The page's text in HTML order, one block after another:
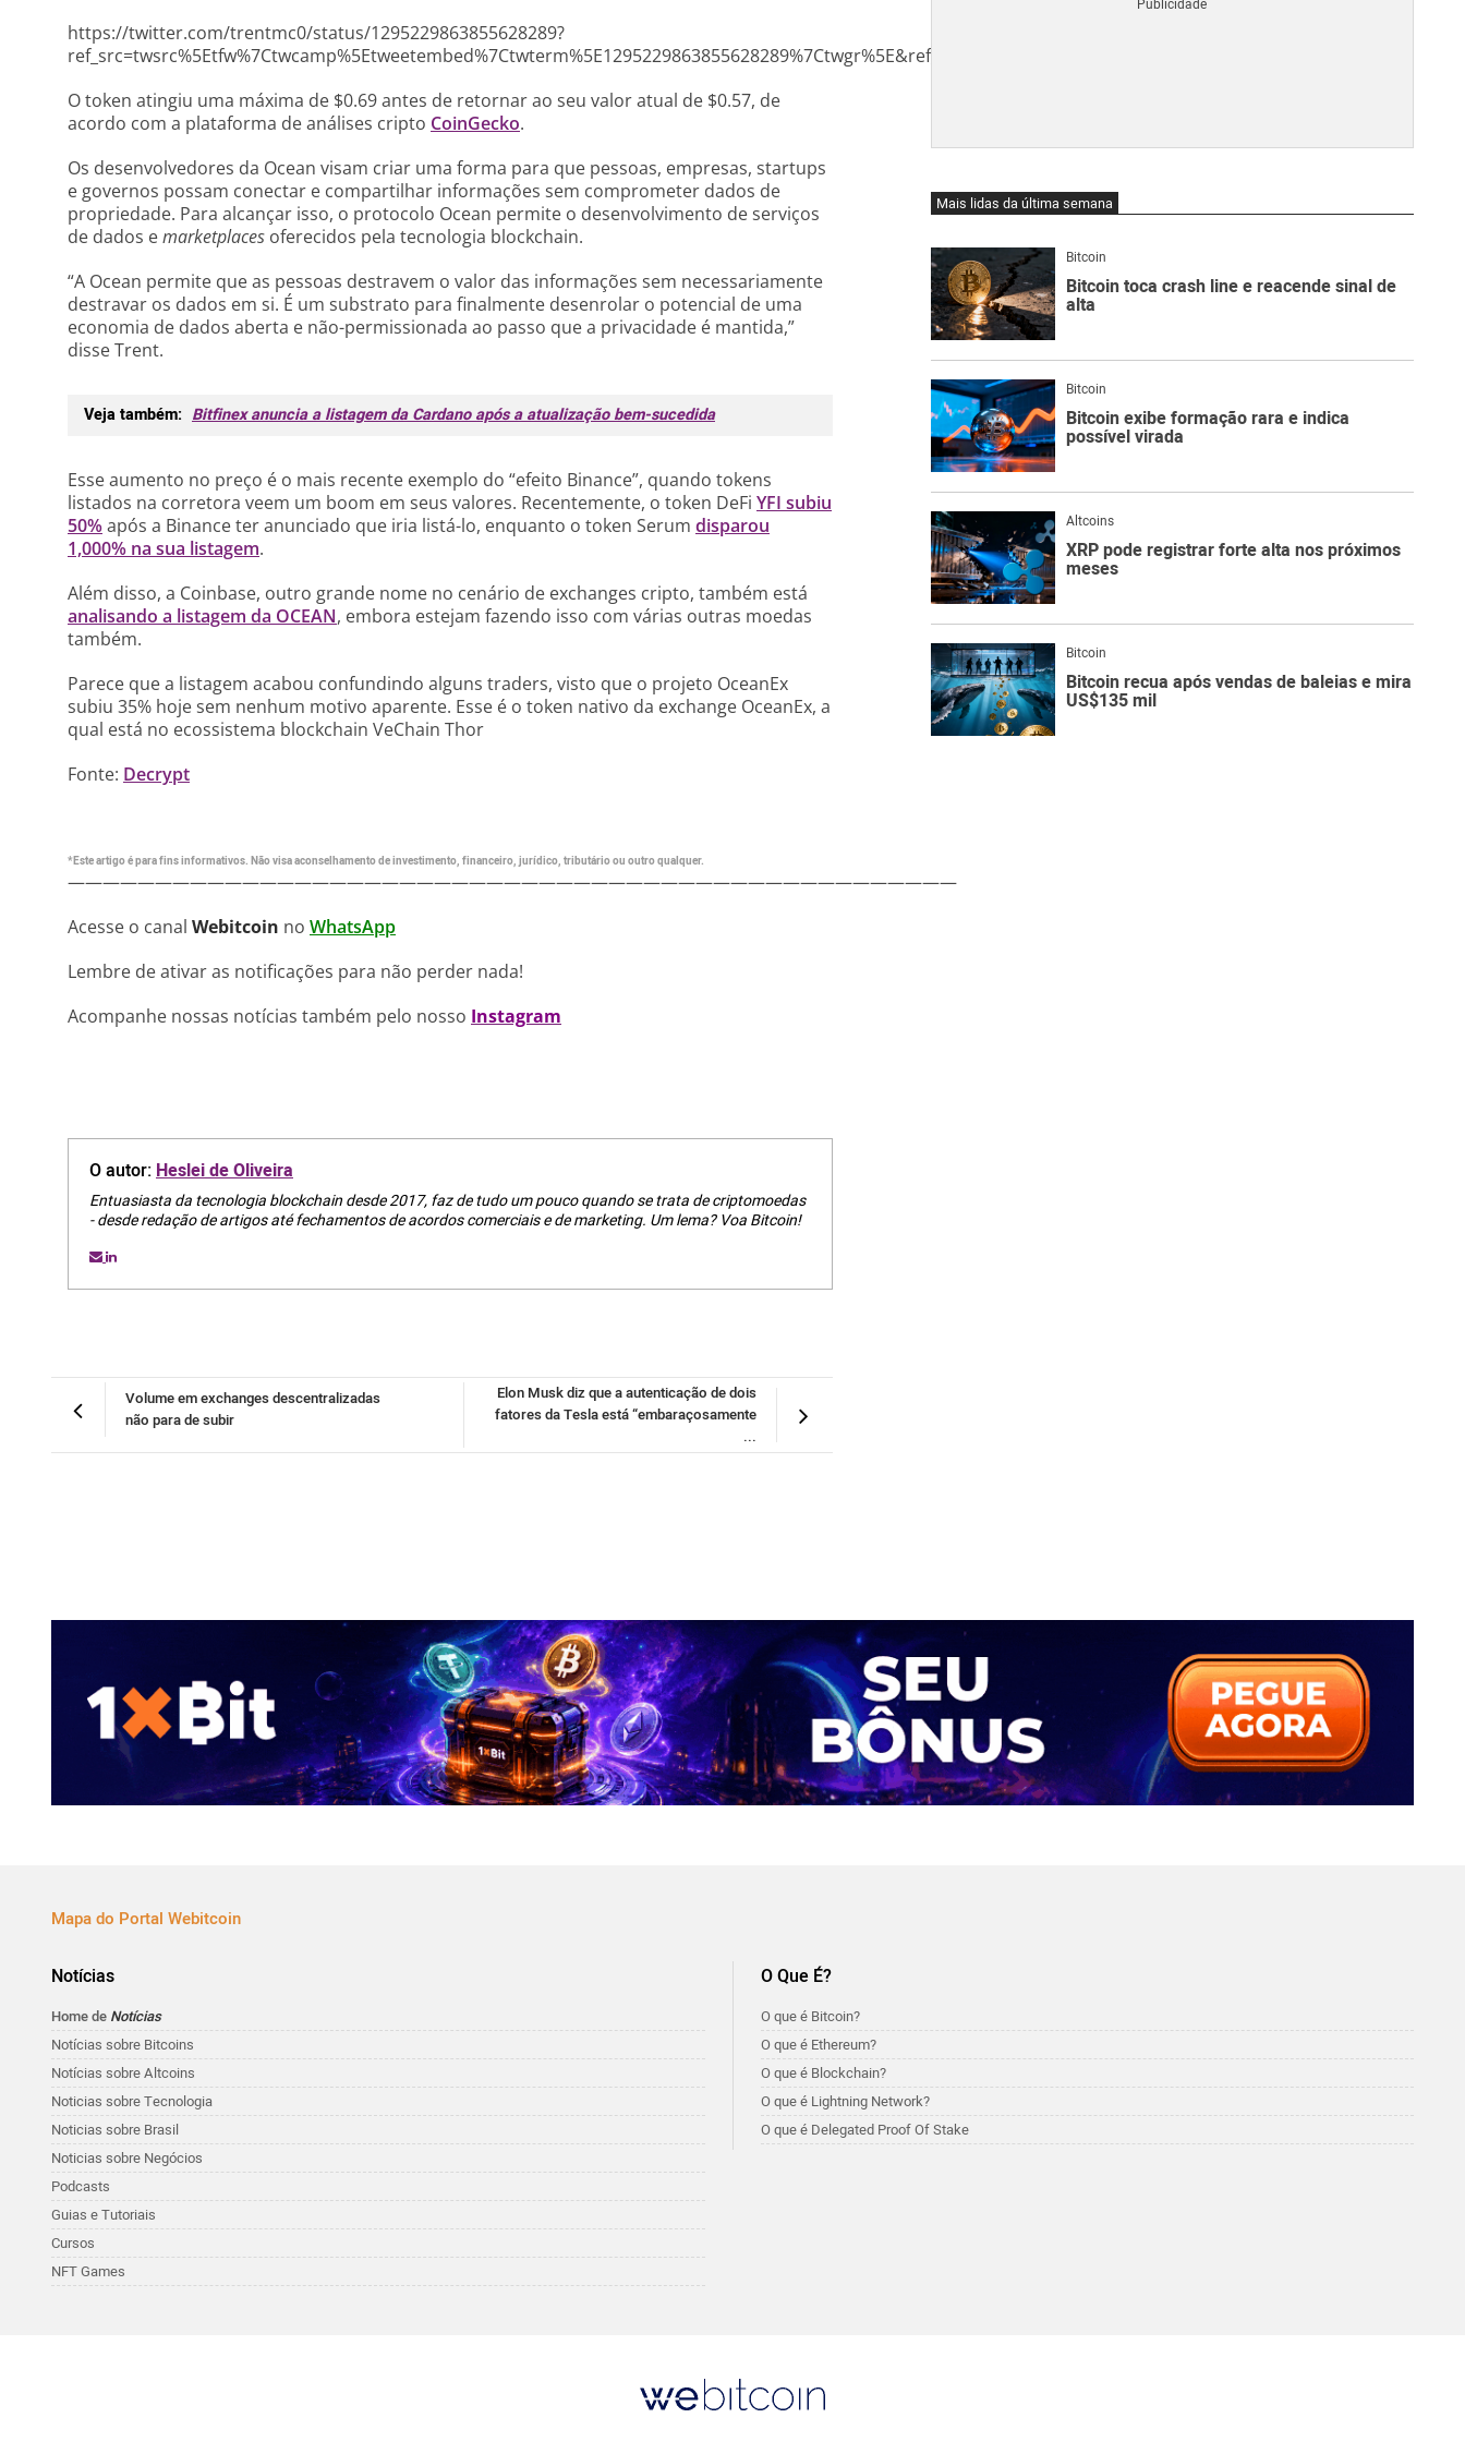
https://twitter.com/trentmc0/status/1295229863855628289?
ref_src=twsrc%5Etfw%7Ctwcamp%5Etweetembed%7Ctwterm%5E1295229863855628289%7Ctwgr%5E&ref_url=https%3A%2F%2Fdecrypt.co%2F
O token atingiu uma máxima de $0.69 antes de retornar ao seu valor atual de $0.57, de
acordo com a plataforma de análises cripto CoinGecko.
Os desenvolvedores da Ocean visam criar uma forma para que pessoas, empresas, startups
e governos possam conectar e compartilhar informações sem comprometer dados de
propriedade. Para alcançar isso, o protocolo Ocean permite o desenvolvimento de serviços
de dados emarketplaces oferecidos pela tecnologia blockchain.
“A Ocean permite que as pessoas destravem o valor das informações sem necessariamente
destravar os dados em si. É um substrato para finalmente desenrolar o potencial de uma
economia de dados aberta e não-permissionada ao passo que a privacidade é mantida,”
disse Trent.
Veja também: Bitfinex anuncia a listagem da Cardano após a atualização bem-sucedida
Esse aumento no preço é o mais recente exemplo do “efeito Binance”, quando tokens
listados na corretora veem um boom em seus valores. Recentemente, o token DeFi YFI subiu
50%após a Binance ter anunciado que iria listá-lo, enquanto o token Serum disparou
1,000% na sua listagem.
Além disso, a Coinbase, outro grande nome no cenário de exchanges cripto, também está
analisando a listagem da OCEAN, embora estejam fazendo isso com várias outras moedas
também.
Parece que a listagem acabou confundindo alguns traders, visto que o projeto OceanEx
subiu 35% hoje sem nenhum motivo aparente. Esse é o token nativo da exchange OceanEx, a
qual está no ecossistema blockchain VeChain Thor
Fonte: Decrypt
*Este artigo é para fins informativos. Não visa aconselhamento de investimento, financeiro, jurídico, tributário ou outro qualquer.
———————————————————————————————————————————————————
Acesse o canal Webitcoin no WhatsApp
Lembre de ativar as notificações para não perder nada!
Acompanhe nossas notícias também pelo nosso Instagram
O autor:Heslei de Oliveira
Entuasiasta da tecnologia blockchain desde 2017, faz de tudo um pouco quando se trata de criptomoedas
- desde redação de artigos até fechamentos de acordos comerciais e de marketing. Um lema? Voa Bitcoin!
Elon Musk diz que a autenticação de dois
fatores da Tesla está “embaraçosamente
...
Volume em exchanges descentralizadas
não para de subir
Mais lidas da última semana
Bitcoin
Bitcoin toca crash line e reacende sinal de
alta
Bitcoin
Bitcoin exibe formação rara e indica
possível virada
Altcoins
XRP pode registrar forte alta nos próximos
meses
Bitcoin
Bitcoin recua após vendas de baleias e mira
US$135 mil
Mapa do Portal Webitcoin
Notícias
Home de Notícias
Notícias sobre Bitcoins
Notícias sobre Altcoins
Noticias sobre Tecnologia
Noticias sobre Brasil
Noticias sobre Negócios
Podcasts
Guias e Tutoriais
Cursos
NFT Games
O Que É?
O que é Bitcoin?
O que é Ethereum?
O que é Blockchain?
O que é Lightning Network?
O que é Delegated Proof Of Stake